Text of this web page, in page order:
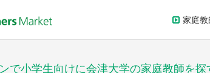
家庭教
で小学生向けに会津大学の家庭教師を探